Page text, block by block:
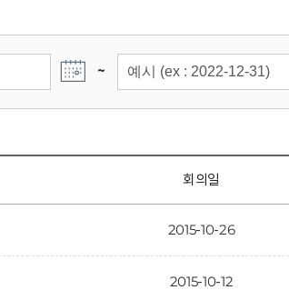
~
회의일
2015-10-26
2015-10-12